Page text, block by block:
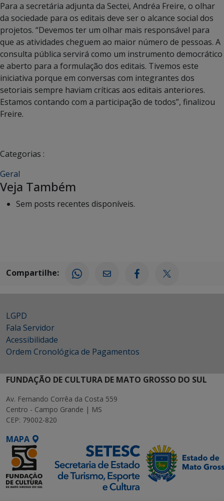
Para a secretária adjunta da Sectei, Andréa Freire, o olhar
da sociedade para os editais deve ser o alcance social dos
projetos. “Devemos ter um olhar mais responsável para
que as atividades cheguem ao maior número de pessoas. A
consulta pública servirá como um instrumento democrático
e aberto para a formulação dos editais. Tivemos este
iniciativa porque em conversas com integrantes dos
setoriais sempre haviam críticas aos editais anteriores.
Estamos contando com a participação de todos”, finalizou
Freire.
Categorias :
Geral
Veja Também
Sem posts recentes disponíveis.
Compartilhe:
LGPD
Fala Servidor
Acessibilidade
Ordem Cronológica de Pagamentos
FUNDAÇÃO DE CULTURA DE MATO GROSSO DO SUL
Av. Fernando Corrêa da Costa 559
Centro - Campo Grande | MS
CEP: 79002-820
MAPA